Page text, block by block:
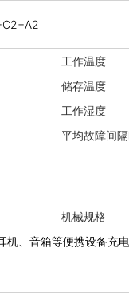
工作温度
储存温度
工作湿度
平均故障间
机械规格
机、音箱等便携设备充电